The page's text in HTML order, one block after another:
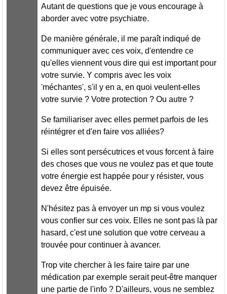
Autant de questions que je vous encourage à
aborder avec votre psychiatre.
De manière générale, il me paraît indiqué de
communiquer avec ces voix, d'entendre ce
qu'elles viennent vous dire qui est important pour
votre survie. Y compris avec les voix
'méchantes', s'il y en a, en quoi veulent-elles
votre survie ? Votre protection ? Ou autre ?
Se familiariser avec elles permet parfois de les
réintégrer et d'en faire vos alliées?
Si elles sont persécutrices et vous forcent à faire
des choses que vous ne voulez pas et que toute
votre énergie est happée pour y résister, vous
devez être épuisée.
N'hésitez pas à envoyer un mp si vous voulez
vous confier sur ces voix. Elles ne sont pas là par
hasard, c'est une solution que votre cerveau a
trouvée pour continuer à avancer.
Trop vite chercher à les faire taire par une
médication par exemple serait peut-être manquer
une partie de l'info ? D'ailleurs, vous ne semblez